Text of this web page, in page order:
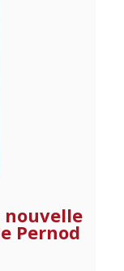
nouvelle
Pernod